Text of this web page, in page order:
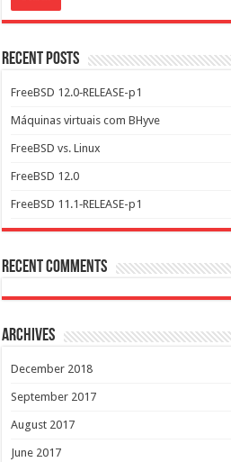
Recent Posts
FreeBSD 12.0‑RELEASE-p1
Máquinas virtuais com BHyve
FreeBSD vs. Linux
FreeBSD 12.0
FreeBSD 11.1‑RELEASE-p1
Recent Comments
Archives
December 2018
September 2017
August 2017
June 2017